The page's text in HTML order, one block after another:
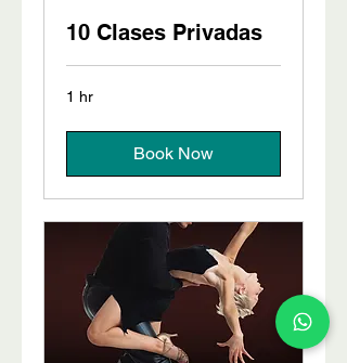
10 Clases Privadas
1 hr
Book Now